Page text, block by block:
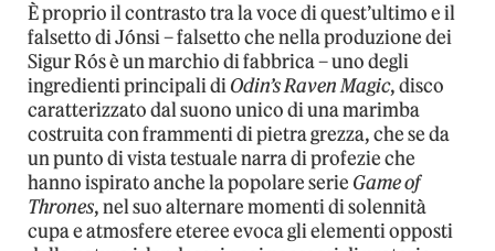
È proprio il contrasto tra la voce di quest’ultimo e il
falsetto di Jónsi – falsetto che nella produzione dei
Sigur Rós è un marchio di fabbrica – uno degli
ingredienti principali diOdin’s Raven Magic, disco
caratterizzato dal suono unico di una marimba
costruita con frammenti di pietra grezza, che se da
un punto di vista testuale narra di profezie che
hanno ispirato anche la popolare serie Game of
Thrones, nel suo alternare momenti di solennità
cupa e atmosfere eteree evoca gli elementi opposti